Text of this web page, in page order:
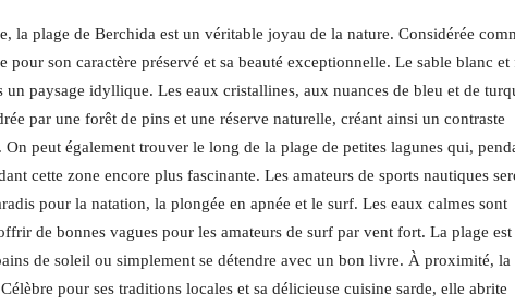
la plage de Berchida est un véritable joyau de la nature. Considérée
pour son caractère préservé et sa beauté exceptionnelle. Le sable blanc et
paysage idyllique. Les eaux cristallines, aux nuances de bleu et de
par une forêt de pins et une réserve naturelle, créant ainsi un contraste
peut également trouver le long de la plage de petites lagunes qui,
cette zone encore plus fascinante. Les amateurs de sports nautiques
pour la natation, la plongée en apnée et le surf. Les eaux calmes sont
de bonnes vagues pour les amateurs de surf par vent fort. La plage est
de soleil ou simplement se détendre avec un bon livre. À proximité, la
pour ses traditions locales et sa délicieuse cuisine sarde, elle abrite